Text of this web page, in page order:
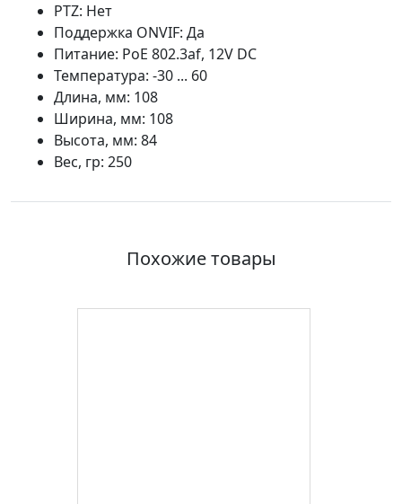
PTZ: Нет
Поддержка ONVIF: Да
Питание: PoE 802.3af, 12V DC
Температура: -30 ... 60
Длина, мм: 108
Ширина, мм: 108
Высота, мм: 84
Вес, гр: 250
Похожие товары